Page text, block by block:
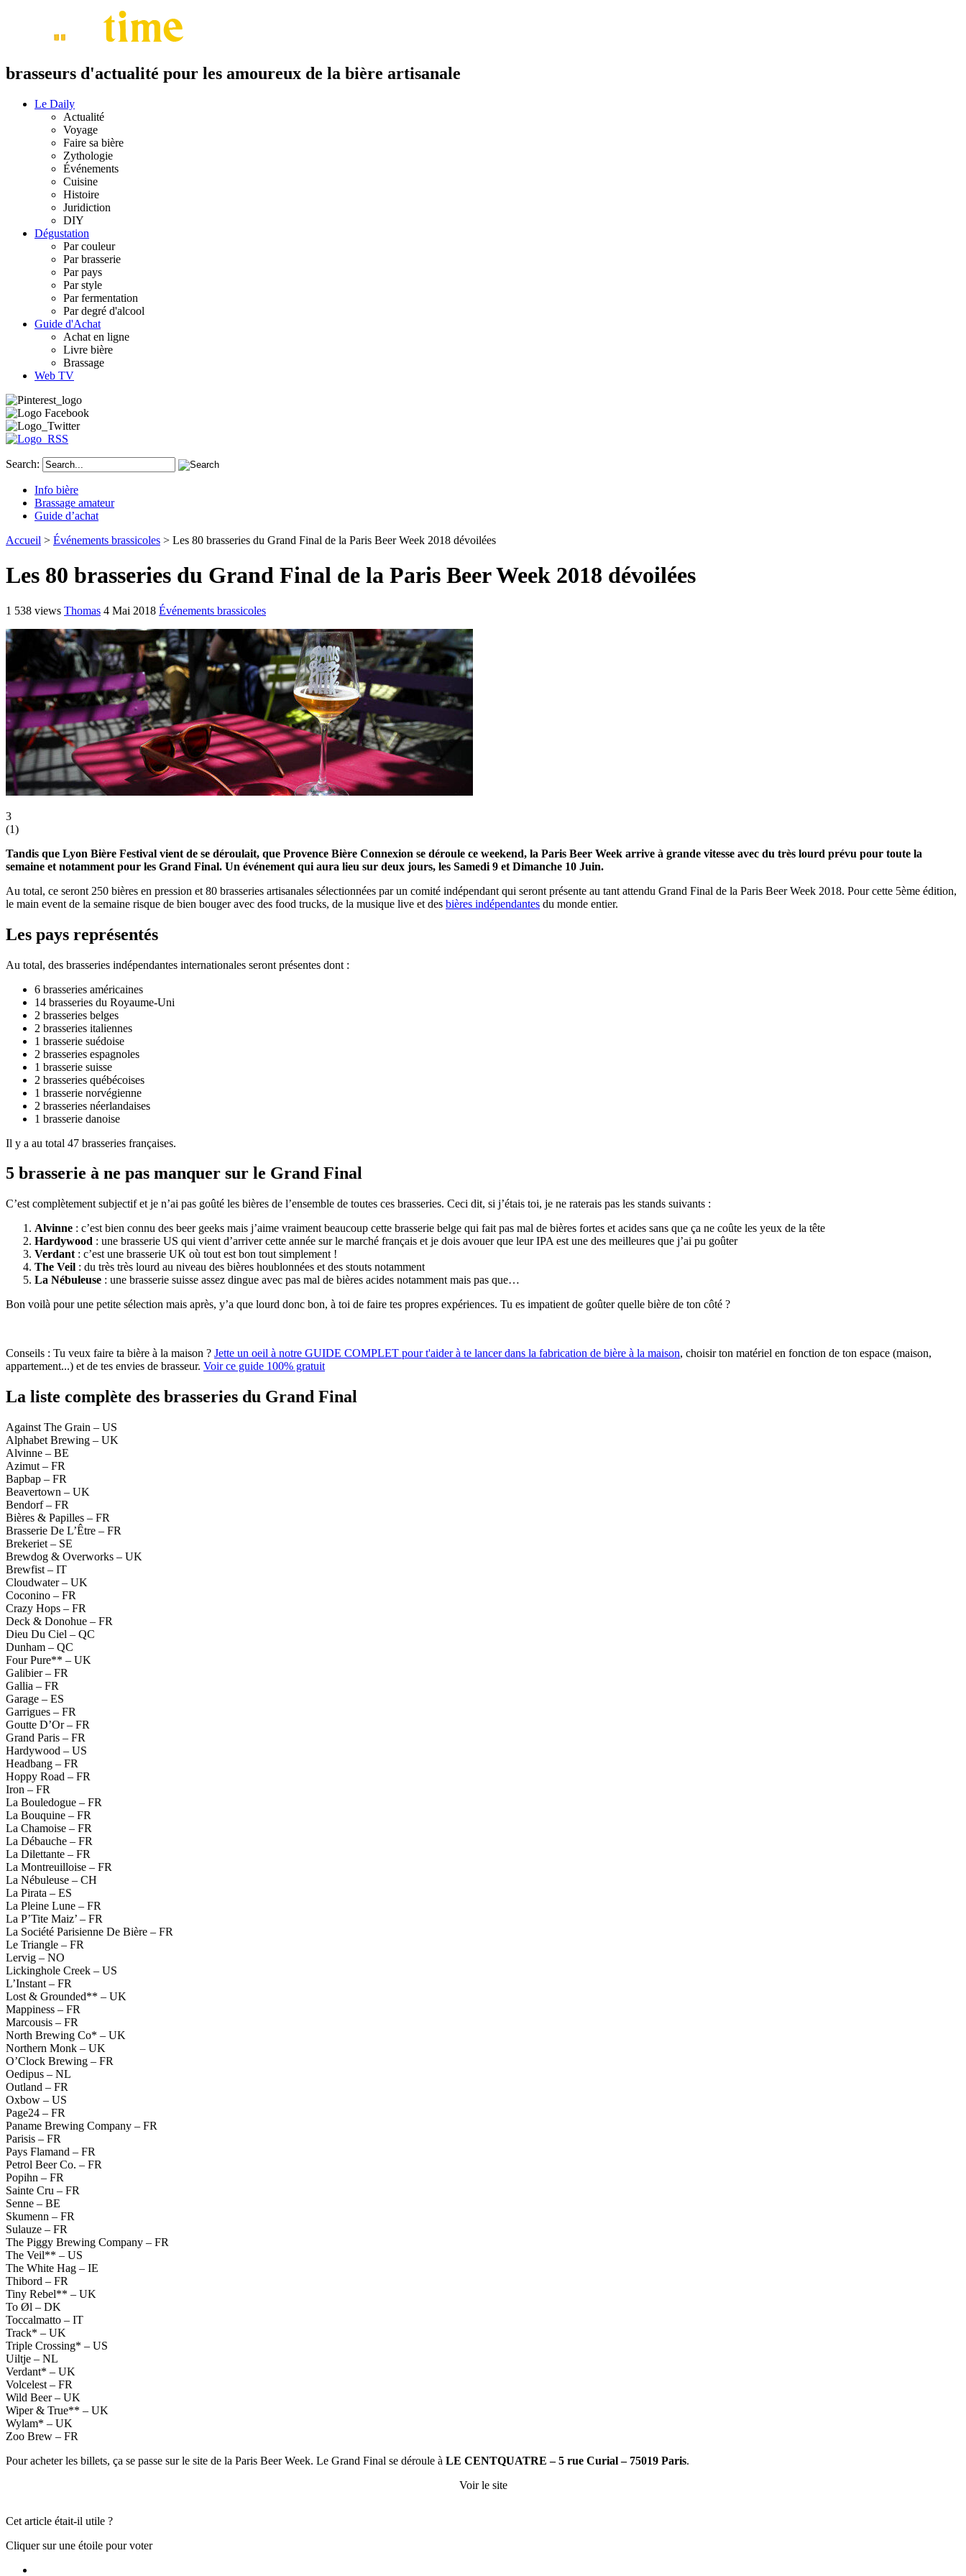
brasseurs d'actualité pour les amoureux de la bière artisanale
Le Daily
Actualité
Voyage
Faire sa bière
Zythologie
Événements
Cuisine
Histoire
Juridiction
DIY
Dégustation
Par couleur
Par brasserie
Par pays
Par style
Par fermentation
Par degré d'alcool
Guide d'Achat
Achat en ligne
Livre bière
Brassage
Web TV
Search:
Info bière
Brassage amateur
Guide d’achat
Accueil > Événements brassicoles > Les 80 brasseries du Grand Final de la Paris Beer Week 2018 dévoilées
Les 80 brasseries du Grand Final de la Paris Beer Week 2018 dévoilées
1 538 views Thomas 4 Mai 2018 Événements brassicoles
3
(1)
Tandis que Lyon Bière Festival vient de se déroulait, que Provence Bière Connexion se déroule ce weekend, la Paris Beer Week arrive à grande vitesse avec du très lourd prévu pour toute la
semaine et notamment pour les Grand Final. Un événement qui aura lieu sur deux jours, les Samedi 9 et Dimanche 10 Juin.
Au total, ce seront 250 bières en pression et 80 brasseries artisanales sélectionnées par un comité indépendant qui seront présente au tant attendu Grand Final de la Paris Beer Week 2018. Pour cette 5ème édition,
le main event de la semaine risque de bien bouger avec des food trucks, de la musique live et des bières indépendantes du monde entier.
Les pays représentés
Au total, des brasseries indépendantes internationales seront présentes dont :
6 brasseries américaines
14 brasseries du Royaume-Uni
2 brasseries belges
2 brasseries italiennes
1 brasserie suédoise
2 brasseries espagnoles
1 brasserie suisse
2 brasseries québécoises
1 brasserie norvégienne
2 brasseries néerlandaises
1 brasserie danoise
Il y a au total 47 brasseries françaises.
5 brasserie à ne pas manquer sur le Grand Final
C’est complètement subjectif et je n’ai pas goûté les bières de l’ensemble de toutes ces brasseries. Ceci dit, si j’étais toi, je ne raterais pas les stands suivants :
Alvinne : c’est bien connu des beer geeks mais j’aime vraiment beaucoup cette brasserie belge qui fait pas mal de bières fortes et acides sans que ça ne coûte les yeux de la tête
Hardywood : une brasserie US qui vient d’arriver cette année sur le marché français et je dois avouer que leur IPA est une des meilleures que j’ai pu goûter
Verdant : c’est une brasserie UK où tout est bon tout simplement !
The Veil : du très très lourd au niveau des bières houblonnées et des stouts notamment
La Nébuleuse : une brasserie suisse assez dingue avec pas mal de bières acides notamment mais pas que…
Bon voilà pour une petite sélection mais après, y’a que lourd donc bon, à toi de faire tes propres expériences. Tu es impatient de goûter quelle bière de ton côté ?
Conseils : Tu veux faire ta bière à la maison ? Jette un oeil à notre GUIDE COMPLET pour t'aider à te lancer dans la fabrication de bière à la maison, choisir ton matériel en fonction de ton espace (maison,
appartement...) et de tes envies de brasseur. Voir ce guide 100% gratuit
La liste complète des brasseries du Grand Final
Against The Grain – US
Alphabet Brewing – UK
Alvinne – BE
Azimut – FR
Bapbap – FR
Beavertown – UK
Bendorf – FR
Bières & Papilles – FR
Brasserie De L’Être – FR
Brekeriet – SE
Brewdog & Overworks – UK
Brewfist – IT
Cloudwater – UK
Coconino – FR
Crazy Hops – FR
Deck & Donohue – FR
Dieu Du Ciel – QC
Dunham – QC
Four Pure** – UK
Galibier – FR
Gallia – FR
Garage – ES
Garrigues – FR
Goutte D’Or – FR
Grand Paris – FR
Hardywood – US
Headbang – FR
Hoppy Road – FR
Iron – FR
La Bouledogue – FR
La Bouquine – FR
La Chamoise – FR
La Débauche – FR
La Dilettante – FR
La Montreuilloise – FR
La Nébuleuse – CH
La Pirata – ES
La Pleine Lune – FR
La P’Tite Maiz’ – FR
La Société Parisienne De Bière – FR
Le Triangle – FR
Lervig – NO
Lickinghole Creek – US
L’Instant – FR
Lost & Grounded** – UK
Mappiness – FR
Marcousis – FR
North Brewing Co* – UK
Northern Monk – UK
O’Clock Brewing – FR
Oedipus – NL
Outland – FR
Oxbow – US
Page24 – FR
Paname Brewing Company – FR
Parisis – FR
Pays Flamand – FR
Petrol Beer Co. – FR
Popihn – FR
Sainte Cru – FR
Senne – BE
Skumenn – FR
Sulauze – FR
The Piggy Brewing Company – FR
The Veil** – US
The White Hag – IE
Thibord – FR
Tiny Rebel** – UK
To Øl – DK
Toccalmatto – IT
Track* – UK
Triple Crossing* – US
Uiltje – NL
Verdant* – UK
Volcelest – FR
Wild Beer – UK
Wiper & True** – UK
Wylam* – UK
Zoo Brew – FR
Pour acheter les billets, ça se passe sur le site de la Paris Beer Week. Le Grand Final se déroule à LE CENTQUATRE – 5 rue Curial – 75019 Paris.
Voir le site
Cet article était-il utile ?
Cliquer sur une étoile pour voter